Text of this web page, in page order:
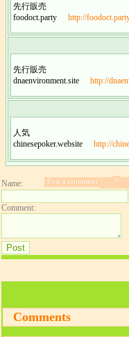
先行販売
foodoct.party
http://
先行販売
dnaenvironment.site
http://
人気
chinesepoker.website
http://
»
Post a comment
Name:
Comment:
Comments